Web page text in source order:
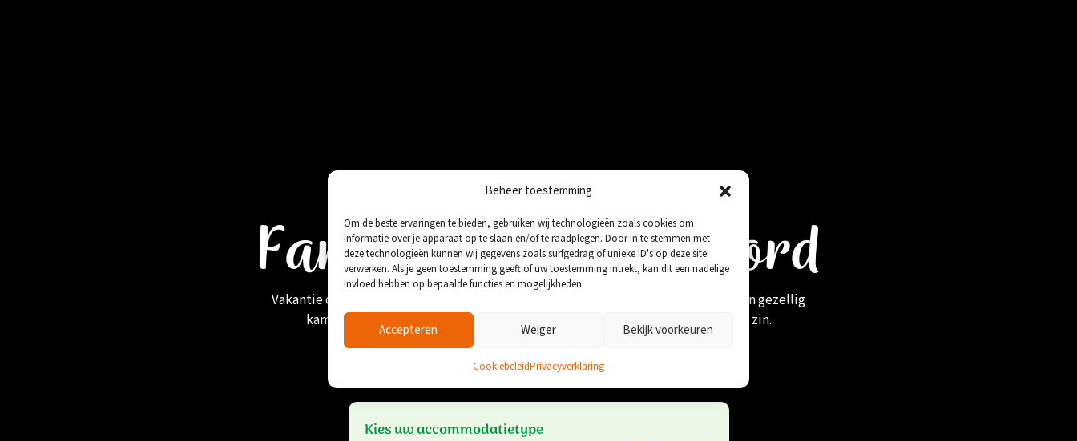
Beheer toestemming
Om de beste ervaringen te bieden, gebruiken wij technologieën zoals cookies om
informatie over je apparaat op te slaan en/of te raadplegen. Door in te stemmen met
deze technologieën kunnen wij gegevens zoals surfgedrag of unieke ID's op deze site
verwerken. Als je geen toestemming geeft of uw toestemming intrekt, kan dit een nadelige
invloed hebben op bepaalde functies en mogelijkheden.
Accepteren Weiger Bekijk voorkeuren
CookiebeleidPrivacyverklaring
WELKOM BIJ
Familiepark Vredeoord
Vakantie op de Veluwe, altijd een goed idee. In een luxe recreatiewoning of gewoon gezellig
kamperen; bij Familiepark TOP Totaal Vredeoord heeft iedereen het naar zijn zin.
Kies uw accommodatietype